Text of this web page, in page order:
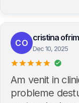
CO
cristina ofrim
Dec 10, 2025
Am venit in
probleme